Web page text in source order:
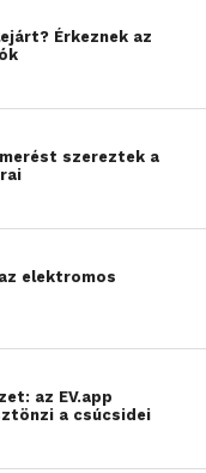
Érkeznek az
szereztek a
elektromos
az EV.app
a csúcsidei